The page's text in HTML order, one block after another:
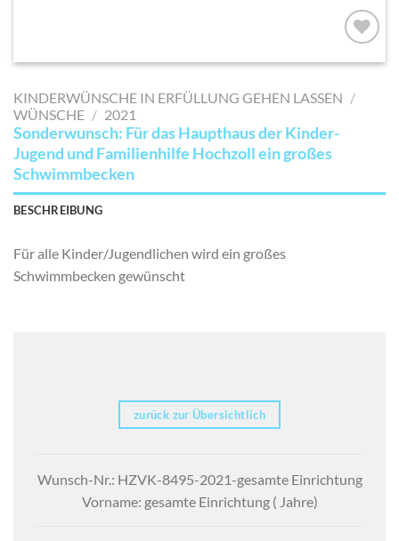
AUF MEINE
SETZEN
KINDERWÜNSCHE IN ERFÜLLUNG GEHEN LASSEN /
WÜNSCHE / 2021
Sonderwunsch: Für das Haupthaus der Kinder-
Jugend und Familienhilfe Hochzoll ein großes
Schwimmbecken
BESCHREIBUNG
Für alle Kinder/Jugendlichen wird ein großes
Schwimmbecken gewünscht
zurück zur Übersichtlich
Wunsch-Nr.: HZVK-8495-2021-gesamte Einrichtung
Vorname: gesamte Einrichtung ( Jahre)